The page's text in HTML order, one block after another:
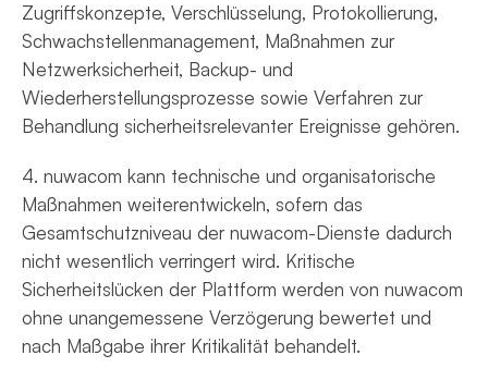
Zugriffskonzepte, Verschlüsselung, Protokollierung,
Schwachstellenmanagement, Maßnahmen zur
Netzwerksicherheit, Backup- und
Wiederherstellungsprozesse sowie Verfahren zur
Behandlung sicherheitsrelevanter Ereignisse gehören.
4. nuwacom kann technische und organisatorische
Maßnahmen weiterentwickeln, sofern das
Gesamtschutzniveau der nuwacom-Dienste dadurch
nicht wesentlich verringert wird. Kritische
Sicherheitslücken der Plattform werden von nuwacom
ohne unangemessene Verzögerung bewertet und
nach Maßgabe ihrer Kritikalität behandelt.